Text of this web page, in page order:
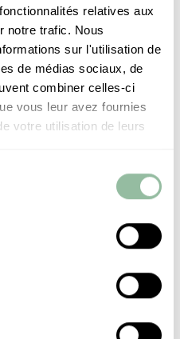
relatives aux
notre trafic. Nous
sur l'utilisation de
de médias sociaux, de
combiner celles-ci
vous leur avez fournies
votre utilisation de leurs